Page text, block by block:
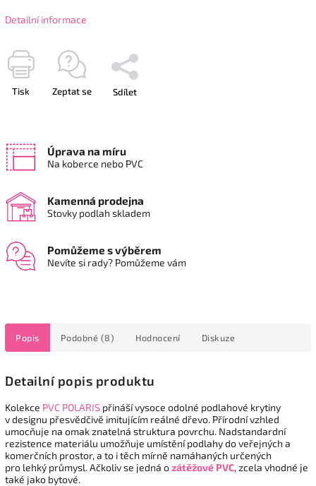
Detailní informace
Tisk Zeptat se Sdílet
Úprava na míru
Na koberce nebo PVC
Kamenná prodejna
Stovky podlah skladem
Pomůžeme s výběrem
Nevíte si rady? Pomůžeme vám
Popis Podobné (8) Hodnocení Diskuze
Detailní popis produktu
Kolekce PVC POLARIS přináší vysoce odolné podlahové krytiny
v designu přesvědčivě imitujícím reálné dřevo. Přírodní vzhled
umocňuje na omak znatelná struktura povrchu. Nadstandardní
rezistence materiálu umožňuje umístění podlahy do veřejných a
komerčních prostor, a to i těch mírně namáhaných určených
pro lehký průmysl. Ačkoliv se jedná ozátěžové PVC, zcela vhodné je
také jako bytové.